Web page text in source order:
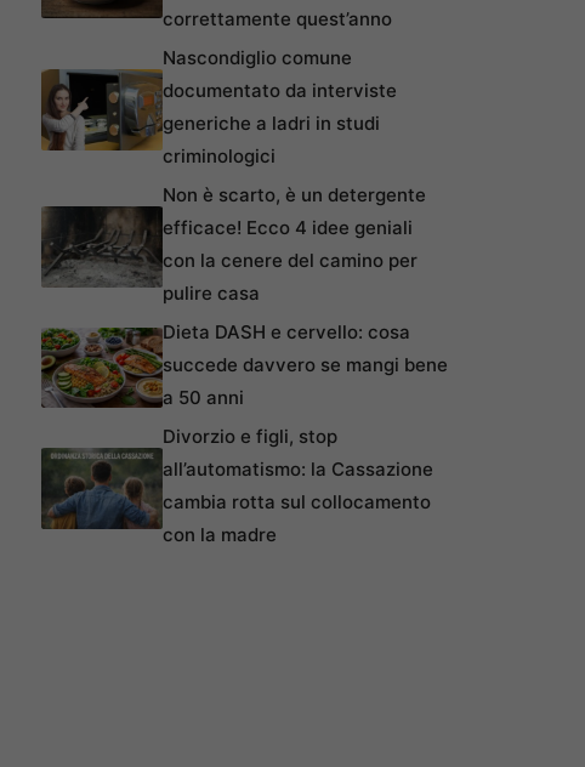
correttamente quest’anno
Nascondiglio comune
documentato da interviste
generiche a ladri in studi
criminologici
Non è scarto, è un detergente
efficace! Ecco 4 idee geniali
con la cenere del camino per
pulire casa
Dieta DASH e cervello: cosa
succede davvero se mangi bene
a 50 anni
Divorzio e figli, stop
all’automatismo: la Cassazione
cambia rotta sul collocamento
con la madre